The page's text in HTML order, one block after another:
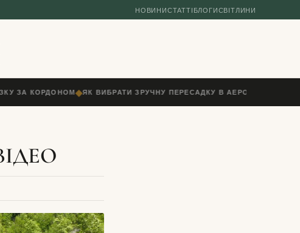
НОВИНИСТАТТІБЛОГИСВІТЛИНИ
ЗА КОРДОНОМ◆ЯК ВИБРАТИ ЗРУЧНУ ПЕРЕСАДКУ В АЕРОПОРТУ: ЧАС,